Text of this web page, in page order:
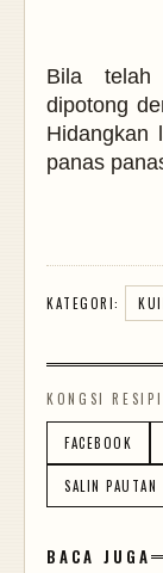
Bila telah
dipotong
Hidangkan
panas
KATEGORI:
KONGSI
FACEBOOK
SALIN PAUTAN
BACA JUGA